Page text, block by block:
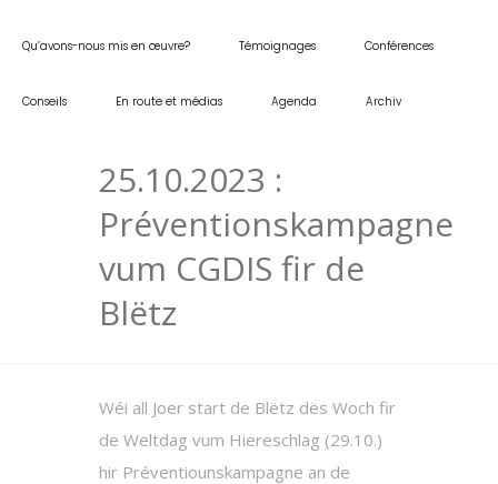
Qu’avons-nous mis en œuvre? Témoignages Conférences
Conseils En route et médias Agenda Archiv
25.10.2023 :
Préventionskampagne
vum CGDIS fir de
Blëtz
Wéi all Joer start de Blëtz dës Woch fir
de Weltdag vum Hiereschlag (29.10.)
hir Préventiounskampagne an de